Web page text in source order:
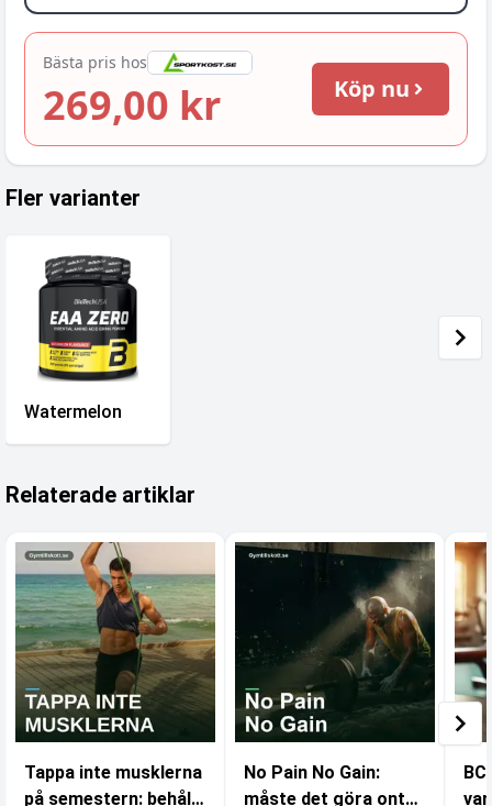
Bästa pris hos
269,00 kr Köp nu
Fler varianter
Watermelon
Relaterade artiklar
Tappa inte musklerna
på semestern: behåll
No Pain No Gain:
måste det göra ont